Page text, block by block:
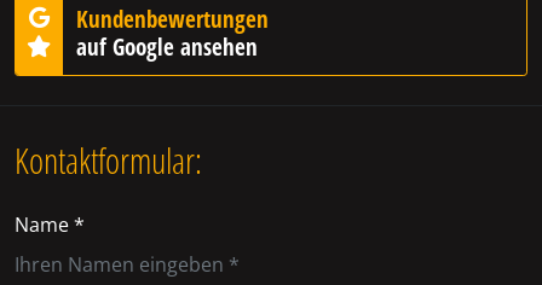
Kundenbewertungen
auf Google ansehen
Kontaktformular:
Name *